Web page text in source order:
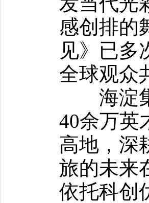
感创排的
见》已多
全球观众
海淀集
40余万英
高地，深
旅的未来
依托科创